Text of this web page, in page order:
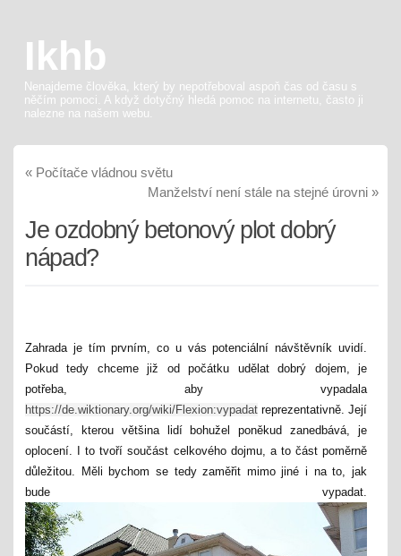
Ikhb
Nenajdeme člověka, který by nepotřeboval aspoň čas od času s
něčím pomoci. A když dotyčný hledá pomoc na internetu, často ji
nalezne na našem webu.
« Počítače vládnou světu
Manželství není stále na stejné úrovni »
Je ozdobný betonový plot dobrý
nápad?
Zahrada je tím prvním, co u vás potenciální návštěvník uvidí.
Pokud tedy chceme již od počátku udělat dobrý dojem, je
potřeba, aby vypadala
https://de.wiktionary.org/wiki/Flexion:vypadat reprezentativně. Její
součástí, kterou většina lidí bohužel poněkud zanedbává, je
oplocení. I to tvoří součást celkového dojmu, a to část poměrně
důležitou. Měli bychom se tedy zaměřit mimo jiné i na to, jak
bude vypadat.